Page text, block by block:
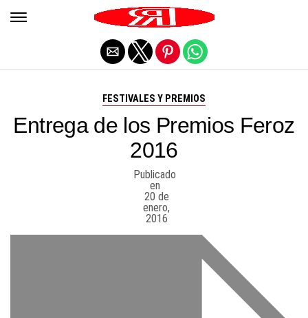
FESTIVALES Y PREMIOS
Entrega de los Premios Feroz
2016
Publicado
en
20 de
enero,
2016
Salir de la versión móvil